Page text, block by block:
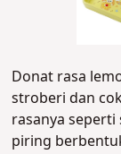
Donat rasa
stroberi dan
rasanya seperti
piring